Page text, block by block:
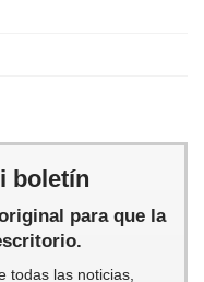
boletín
para que la
todas las noticias,